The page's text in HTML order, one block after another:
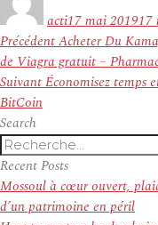
actile
17 mai 201917
Navigation
de
l’article
PrécédentArticle
précédent :
Acheter Du
de Viagra gratuit –
SuivantArticle
Économisez temps
BitCoin
Search
Recherche
pour
:
Recent Posts
Mossoul à cœur ouvert,
d’un patrimoine en péril